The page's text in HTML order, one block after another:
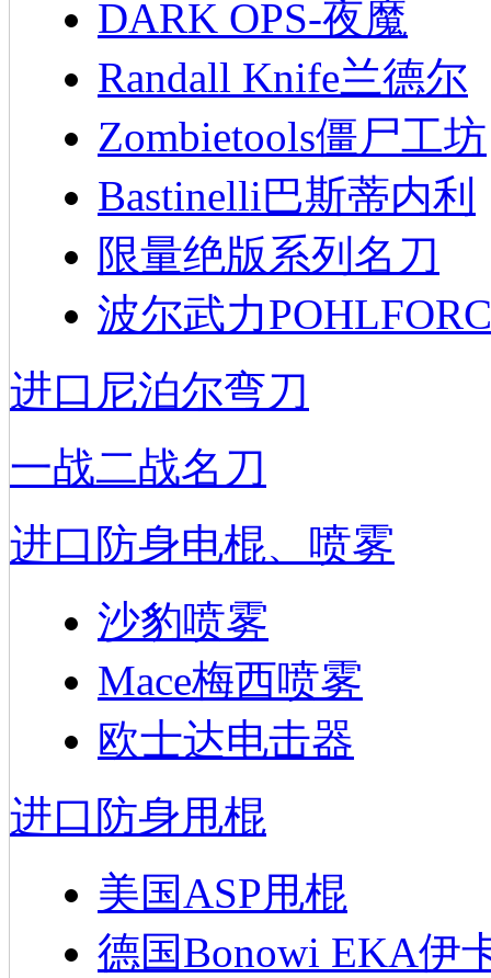
DARK OPS-夜魔
Randall Knife兰德尔
Zombietools僵尸工坊
Bastinelli巴斯蒂内利
限量绝版系列名刀
波尔武力
进口尼泊尔弯刀
一战二战名刀
进口防身电棍、喷雾
沙豹喷雾
Mace梅西喷雾
欧士达电击器
进口防身甩棍
美国ASP甩棍
德国Bonowi EKA伊